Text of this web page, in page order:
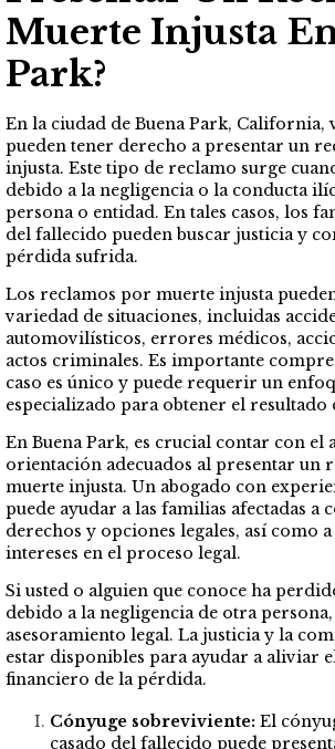
Muerte Injusta
Park?
En la ciudad de Buena Park, California,
pueden tener derecho a presentar un
injusta. Este tipo de reclamo surge
debido a la negligencia o la conducta
persona o entidad. En tales casos, los
del fallecido pueden buscar justicia y
pérdida sufrida.
Los reclamos por muerte injusta
variedad de situaciones, incluidas
automovilísticos, errores médicos,
actos criminales. Es importante
caso es único y puede requerir un
especializado para obtener el resultado
En Buena Park, es crucial contar con el
orientación adecuados al presentar un
muerte injusta. Un abogado con
puede ayudar a las familias afectadas a
derechos y opciones legales, así como
intereses en el proceso legal.
Si usted o alguien que conoce ha
debido a la negligencia de otra
asesoramiento legal. La justicia y la
estar disponibles para ayudar a aliviar
financiero de la pérdida.
Cónyuge sobreviviente: El
casado del fallecido puede